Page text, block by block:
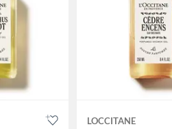
LOCCITANE